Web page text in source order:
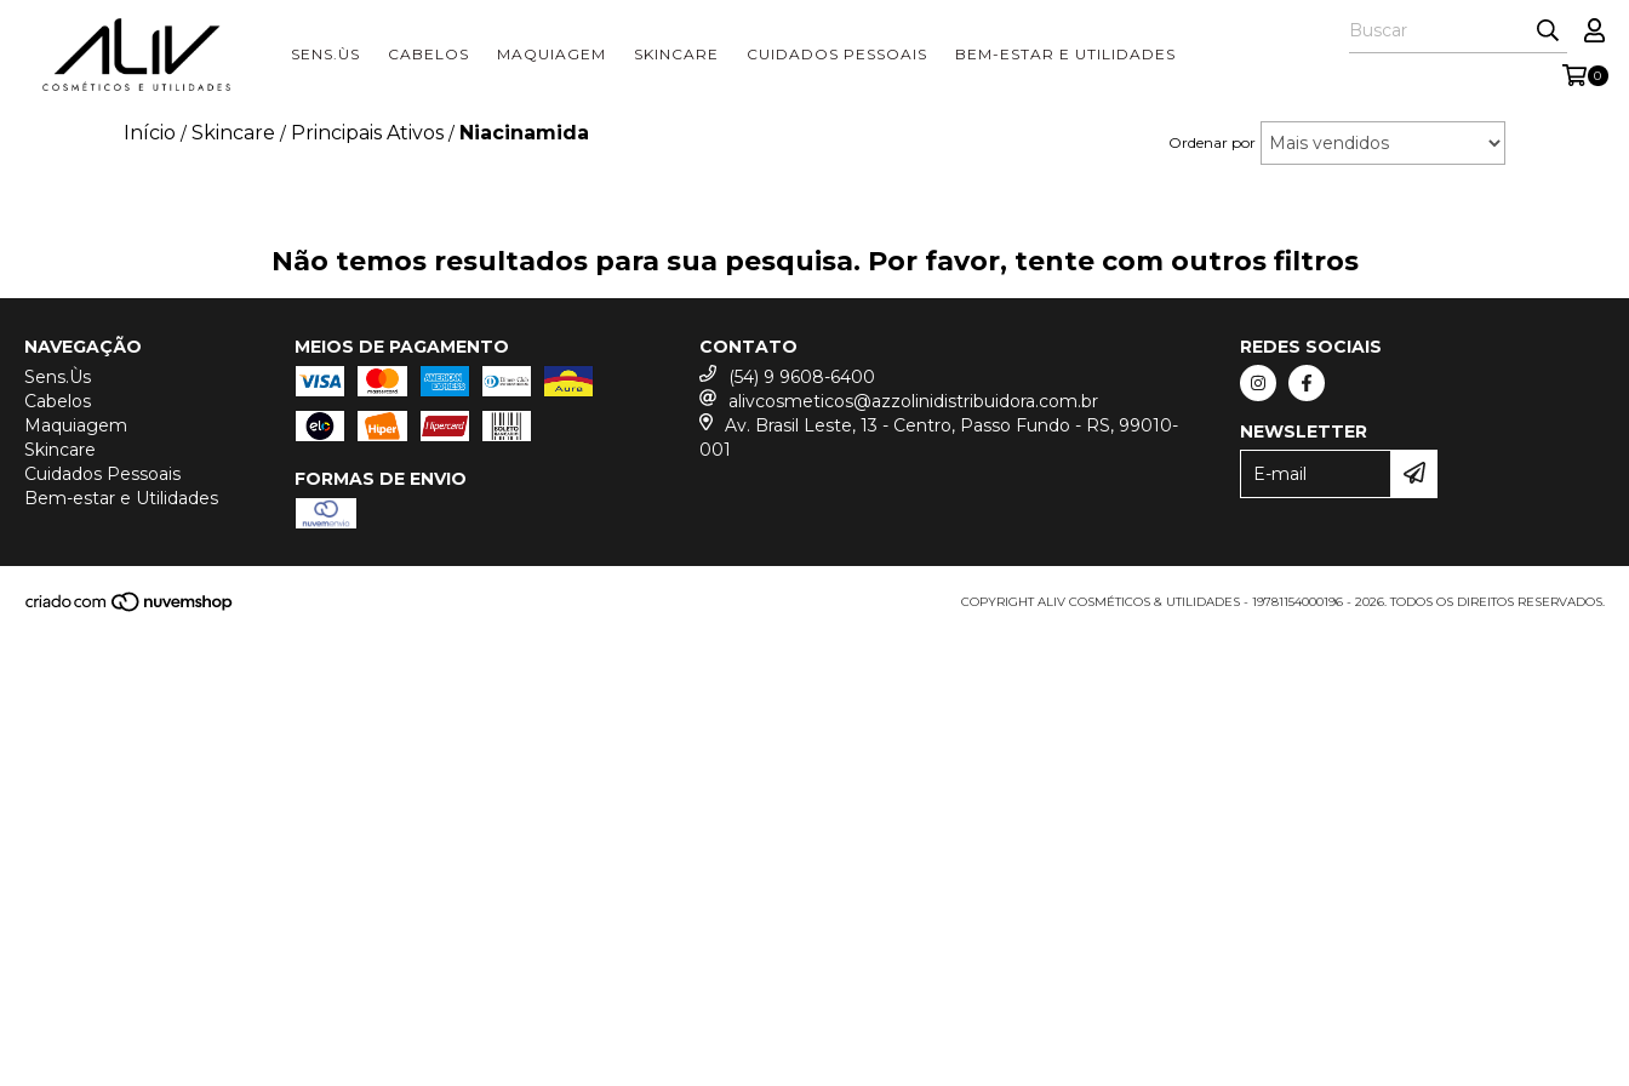
SENS.ÙS CABELOS MAQUIAGEM SKINCARE CUIDADOS PESSOAIS BEM-ESTAR E UTILIDADES
0
Início / Skincare / Principais Ativos / Niacinamida Ordenar por
Não temos resultados para sua pesquisa. Por favor, tente com outros filtros
NAVEGAÇÃO
Sens.Ùs
Cabelos
Maquiagem
Skincare
Cuidados Pessoais
Bem-estar e Utilidades
MEIOS DE PAGAMENTO
FORMAS DE ENVIO
CONTATO
(54) 9 9608-6400
alivcosmeticos@azzolinidistribuidora.com.br
Av. Brasil Leste, 13 - Centro, Passo Fundo - RS, 99010-
001
REDES SOCIAIS
NEWSLETTER
COPYRIGHT ALIV COSMÉTICOS & UTILIDADES - 19781154000196 - 2026. TODOS OS DIREITOS RESERVADOS.